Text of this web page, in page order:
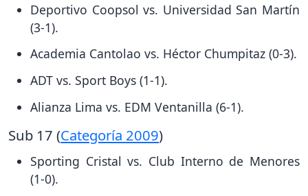
Deportivo Coopsol vs. Universidad San Martín
(3-1).
Academia Cantolao vs. Héctor Chumpitaz (0-3).
ADT vs. Sport Boys (1-1).
Alianza Lima vs. EDM Ventanilla (6-1).
Sub 17 (Categoría 2009)
Sporting Cristal vs. Club Interno de Menores
(1-0).